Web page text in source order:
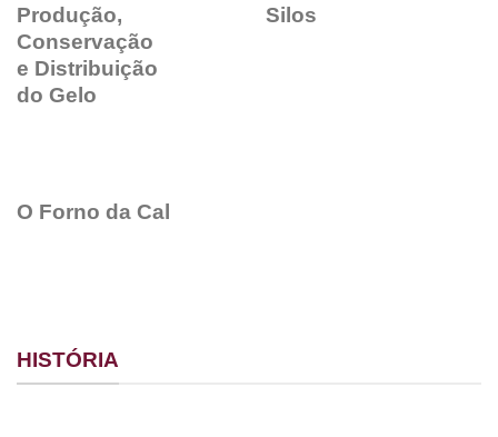
Produção,
Conservação
e Distribuição
do Gelo
Silos
O Forno da Cal
HISTÓRIA